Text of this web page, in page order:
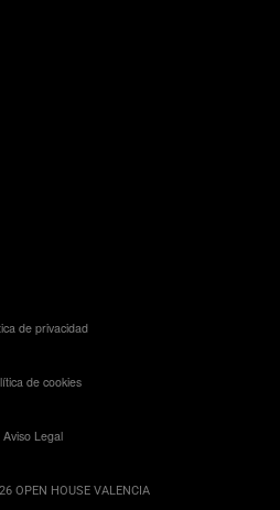
de privacidad
de cookies
Aviso Legal
OPEN HOUSE VALENCIA